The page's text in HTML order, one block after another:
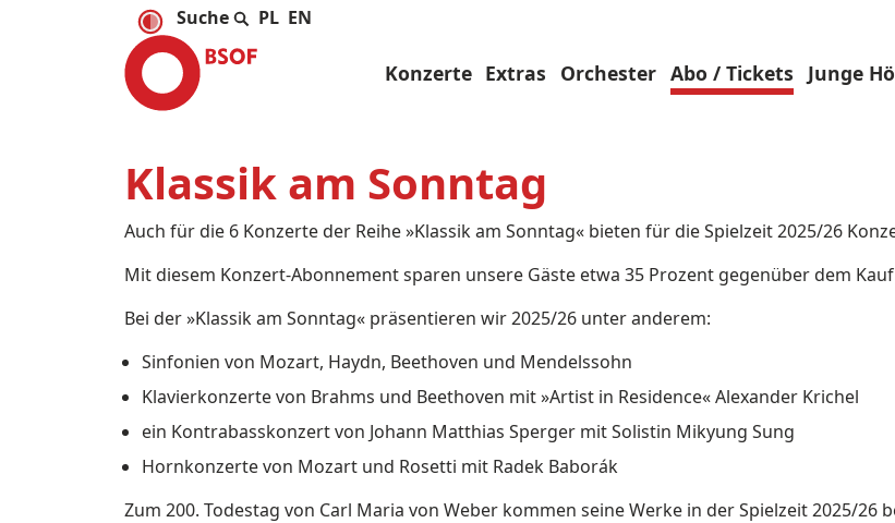
PL EN
Konzerte Extras Orchester Abo / Tickets Junge
Klassik am Sonntag
Auch für die 6 Konzerte der Reihe »Klassik am Sonntag« bieten für die Spielzeit 2025/26
Mit diesem Konzert-Abonnement sparen unsere Gäste etwa 35 Prozent gegenüber dem
Bei der »Klassik am Sonntag« präsentieren wir 2025/26 unter anderem:
Sinfonien von Mozart, Haydn, Beethoven und Mendelssohn
Klavierkonzerte von Brahms und Beethoven mit »Artist in Residence« Alexander Krichel
ein Kontrabasskonzert von Johann Matthias Sperger mit Solistin Mikyung Sung
Hornkonzerte von Mozart und Rosetti mit Radek Baborák
Zum 200. Todestag von Carl Maria von Weber kommen seine Werke in der Spielzeit 2025/26